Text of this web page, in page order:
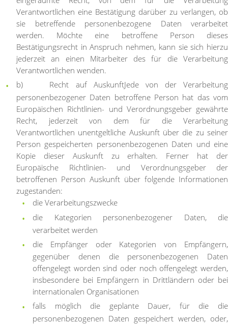
Verantwortlichen eine Bestätigung darüber zu verlangen, ob
sie betreffende personenbezogene Daten verarbeitet
werden. Möchte eine betroffene Person dieses
Bestätigungsrecht in Anspruch nehmen, kann sie sich hierzu
jederzeit an einen Mitarbeiter des für die Verarbeitung
Verantwortlichen wenden.
b) Recht auf AuskunftJede von der Verarbeitung
personenbezogener Daten betroffene Person hat das vom
Europäischen Richtlinien- und Verordnungsgeber gewährte
Recht, jederzeit von dem für die Verarbeitung
Verantwortlichen unentgeltliche Auskunft über die zu seiner
Person gespeicherten personenbezogenen Daten und eine
Kopie dieser Auskunft zu erhalten. Ferner hat der
Europäische Richtlinien- und Verordnungsgeber der
betroffenen Person Auskunft über folgende Informationen
zugestanden:
die Verarbeitungszwecke
die Kategorien personenbezogener Daten, die
verarbeitet werden
die Empfänger oder Kategorien von Empfängern,
gegenüber denen die personenbezogenen Daten
offengelegt worden sind oder noch offengelegt werden,
insbesondere bei Empfängern in Drittländern oder bei
internationalen Organisationen
falls möglich die geplante Dauer, für die die
personenbezogenen Daten gespeichert werden, oder,